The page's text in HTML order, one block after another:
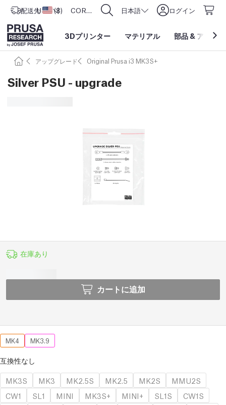
配送先 アメリカ合衆国
USD ($) CORE One L: Now In Stock! 日本語 ログイン
3Dプリンター マテリアル 部品 & アクセ
アップグレード Original Prusa i3 MK3S+
Silver PSU - upgrade
在庫あり
カートに追加
MK4 MK3.9
互換性なし
MK3S
MK3 MK2.5S MK2.5 MK2S
MMU2S
CW1
SL1 MINI MK3S+ MINI+ SL1S
CW1S